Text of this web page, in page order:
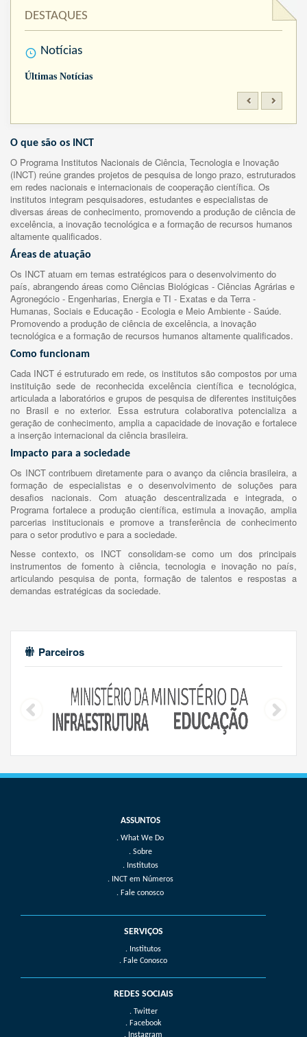
DESTAQUES
Notícias
Últimas Notícias
O que são os INCT
O Programa Institutos Nacionais de Ciência, Tecnologia e Inovação
(INCT) reúne grandes projetos de pesquisa de longo prazo, estruturados
em redes nacionais e internacionais de cooperação científica. Os
institutos integram pesquisadores, estudantes e especialistas de
diversas áreas de conhecimento, promovendo a produção de ciência de
excelência, a inovação tecnológica e a formação de recursos humanos
altamente qualificados.
Áreas de atuação
Os INCT atuam em temas estratégicos para o desenvolvimento do
país, abrangendo áreas como Ciências Biológicas - Ciências Agrárias e
Agronegócio - Engenharias, Energia e TI - Exatas e da Terra -
Humanas, Sociais e Educação - Ecologia e Meio Ambiente - Saúde.
Promovendo a produção de ciência de excelência, a inovação
tecnológica e a formação de recursos humanos altamente qualificados.
Como funcionam
Cada INCT é estruturado em rede, os institutos são compostos por uma
instituição sede de reconhecida excelência científica e tecnológica,
articulada a laboratórios e grupos de pesquisa de diferentes instituições
no Brasil e no exterior. Essa estrutura colaborativa potencializa a
geração de conhecimento, amplia a capacidade de inovação e fortalece
a inserção internacional da ciência brasileira.
Impacto para a sociedade
Os INCT contribuem diretamente para o avanço da ciência brasileira, a
formação de especialistas e o desenvolvimento de soluções para
desafios nacionais. Com atuação descentralizada e integrada, o
Programa fortalece a produção científica, estimula a inovação, amplia
parcerias institucionais e promove a transferência de conhecimento
para o setor produtivo e para a sociedade.
Nesse contexto, os INCT consolidam-se como um dos principais
instrumentos de fomento à ciência, tecnologia e inovação no país,
articulando pesquisa de ponta, formação de talentos e respostas a
demandas estratégicas da sociedade.
Parceiros
What We Do
Sobre
Institutos
INCT em Números
Fale conosco
SERVIÇOS
. Institutos
. Fale Conosco
REDES SOCIAIS
. Twitter
. Facebook
. Instagram